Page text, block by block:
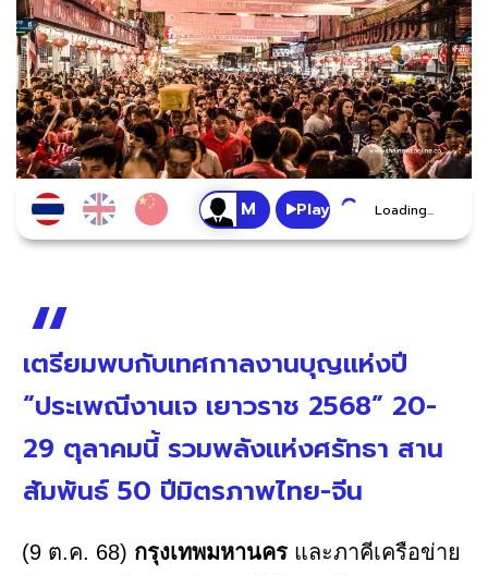
Play Loading...
เตรียมพบกับเทศกาลงานบุญแห่งปี
“ประเพณีงานเจ เยาวราช 2568” 20-
29 ตุลาคมนี้ รวมพลังแห่งศรัทธา สาน
สัมพันธ์ 50 ปีมิตรภาพไทย-จีน
(9 ต.ค. 68) กรุงเทพมหานคร และภาคีเครือข่าย